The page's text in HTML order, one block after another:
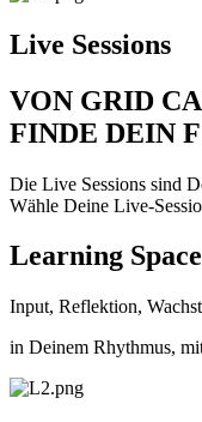
Live Sessions
VON GRID
FINDE DEIN
Die Live Sessions sind
Wähle Deine Live-
Learning Space
Input, Reflektion,
in Deinem Rhythmus,